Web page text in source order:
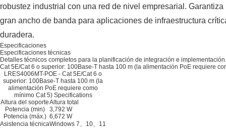
robustez industrial con una red de nivel empresarial.
gran ancho de banda para aplicaciones de infraestructura
duradera.
Especificaciones
Especificaciones técnicas
Detalles técnicos completos para la planificación de integración e implementación.
Cat 5E/Cat 6 o superior: 100Base-T hasta 100 m (la alimentación PoE requiere
LRES4006MT-POE - Cat 5E/Cat 6 o
superior: 100Base-T hasta 100 m (la
alimentación PoE requiere como
mínimo Cat 5) Specifications
Altura del soporteAltura total
Potencia (min)
3,792 W
Potencia (máx.) 6,672 W
Asistencia técnicaWindows 7、10、11